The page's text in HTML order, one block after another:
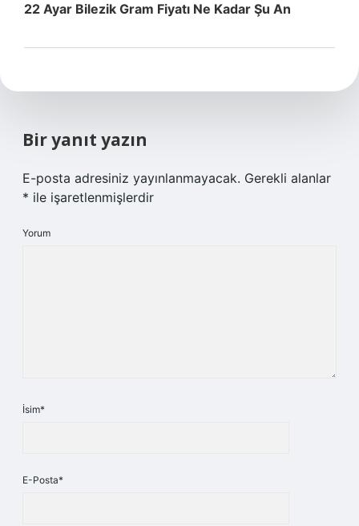
22 Ayar Bilezik Gram Fiyatı Ne Kadar Şu An
Bir yanıt yazın
E-posta adresiniz yayınlanmayacak. Gerekli alanlar
* ile işaretlenmişlerdir
Yorum
İsim*
E-Posta*